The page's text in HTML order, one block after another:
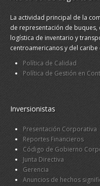
La actividad principal de la
de representación de
logística de inventario y
centroamericanos y del
Política de Calidad
Política de Gestión en
Inversionistas
Presentación Corporativa
Reportes Financieros
Código de Gobierno
Junta Directiva
Gerencia
Anuncios de hechos